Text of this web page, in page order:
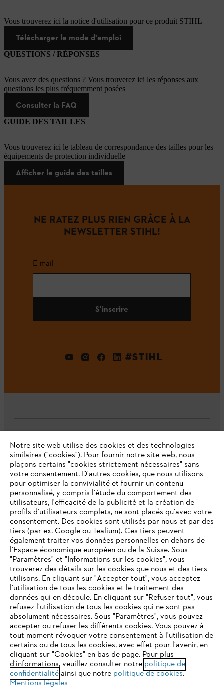
Vous trouverez ici la notice d'utilisation pour ce produit STIHL
Télécharger le mode d'emploi
QUESTIONS / RÉPONSES
Vous avez des questions ? Vous trouverez ici les réponses aux
questions les plus fréquemment posées
Consulter la FAQ
GUIDE DES TAILLES
Vous trouverez ici le tableau de correspondance des tailles pour les
équipements de protection individuelle
Afficher le guide des tailles
NE RATEZ PLUS RIEN GRÂCE À LA
NEWSLETTER STIHL!
E-mail
S'inscrire
#STIHL
L'Entreprise
Questions fréquentes
Service
Politique de protection des données
Mentions légales Cookies
Informations juridiques
STIHL VERTRIEBS AG, 8617 Mönchaltorf
VOTRE NAVIGATEUR INTERNET
N'EST PLUS PRIS EN CHARGE
Vous utilisez un navigateur Internet que nous ne prenons plus
en charge, et certaines fonctionnalités de notre site ne
peuvent fonctionner correctement. Pour une utilisation
optimale de notre site, nous vous recommandons de passer à
l'un des navigateurs suivants :
Notre site web utilise des cookies et des technologies
similaires ("cookies"). Pour fournir notre site web, nous
plaçons certains "cookies strictement nécessaires" sans
votre consentement. D'autres cookies, que nous utilisons
pour optimiser la convivialité et fournir un contenu
personnalisé, y compris l'étude du comportement des
utilisateurs, l'efficacité de la publicité et la création de
profils d'utilisateurs complets, ne sont placés qu'avec votre
consentement. Des cookies sont utilisés par nous et par des
tiers (par ex. Google ou Tealium). Ces tiers peuvent
également traiter vos données personnelles en dehors de
l'Espace économique européen ou de la Suisse. Sous
"Paramètres" et "Informations sur les cookies", vous
trouverez des détails sur les cookies que nous et des tiers
utilisons. En cliquant sur "Accepter tout", vous acceptez
l'utilisation de tous les cookies et le traitement des
données qui en découle. En cliquant sur "Refuser tout", vous
refusez l'utilisation de tous les cookies qui ne sont pas
absolument nécessaires. Sous "Paramètres", vous pouvez
accepter ou refuser les différents cookies. Vous pouvez à
tout moment révoquer votre consentement à l'utilisation de
certains ou de tous les cookies, avec effet pour l'avenir, en
cliquant sur "Cookies" en bas de page. Pour plus
d'informations, veuillez consulter notre politique de
confidentialitéainsi que notre politique de cookies.
Mentions légales